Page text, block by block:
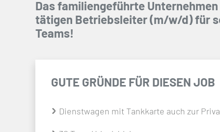
Das familiengeführte
tätigen Betriebsleiter (m/w/d) für
Teams!
GUTE GRÜNDE FÜR DIESEN JOB
Dienstwagen mit Tankkarte auch zur